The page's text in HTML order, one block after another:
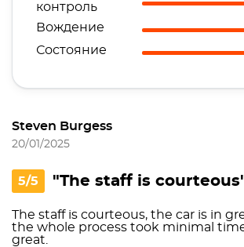
контроль
Вождение
Состояние
Steven Burgess
20/01/2025
5/5 "The staff is
The staff is courteous, the car is in
the whole process took minimal
great.